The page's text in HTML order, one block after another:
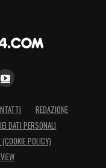
REDAZIONE
DATI PERSONALI
POLICY)